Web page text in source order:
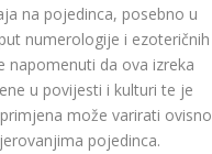
na pojedinca, posebno u
numerologije i ezoteričnih
napomenuti da ova izreka
u povijesti i kulturi te je
može varirati ovisno
pojedinca.